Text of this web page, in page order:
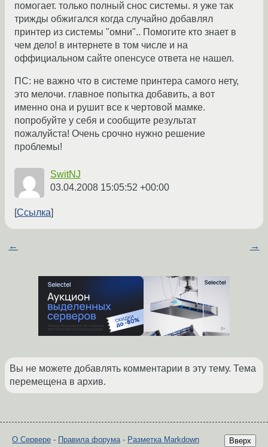
помогает. только полный снос системы. я уже так
трижды обжигался когда случайно добавлял
принтер из системы "омни".. Помогите кто знает в
чем дело! в интернете в том числе и на
оффициальном сайте опенсусе ответа не нашел.
ПС: не важно что в системе принтера самого нету,
это мелочи. главное попытка добавить, а вот
именно она и рушит все к чертовой мамке.
попробуйте у себя и сообщите результат
пожалуйста! Очень срочно нужно решение
проблемы!
SwitNJ
03.04.2008 15:05:52 +00:00
Ссылка
← →
Вы не можете добавлять комментарии в эту тему. Тема
перемещена в архив.
Вверх
О Сервере - Правила форума- Разметка Markdown